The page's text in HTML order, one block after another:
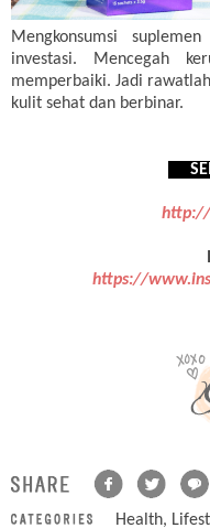
Mengkonsumsi
investasi. Mencegah
memperbaiki. Jadi
kulit sehat dan berbinar.
http://
https://
Health,